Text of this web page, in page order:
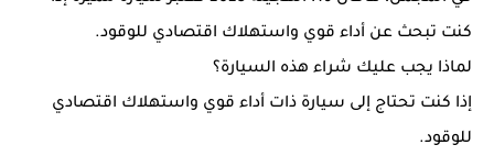
كنت تبحث عن أداء قوي واستهلاك اقتصادي للوقود.
لماذا يجب عليك شراء هذه السيارة؟
إذا كنت تحتاج إلى سيارة ذات أداء قوي واستهلاك اقتصادي
للوقود.